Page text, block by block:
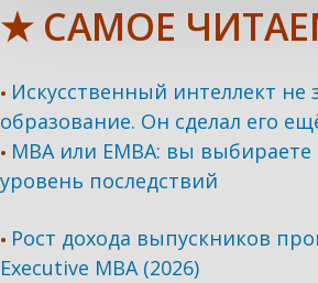
★ САМОЕ
• Искусственный интеллект не
образование. Он сделал его
• MBA или EMBA: вы
уровень последствий
• Рост дохода выпускников
Executive MBA (2026)